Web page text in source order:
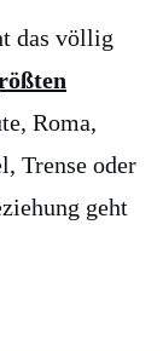
das völlig
Roma,
Trense oder
geht